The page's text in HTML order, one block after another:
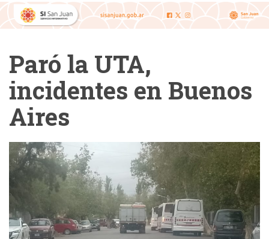
Paró la UTA,
incidentes en Buenos
Aires